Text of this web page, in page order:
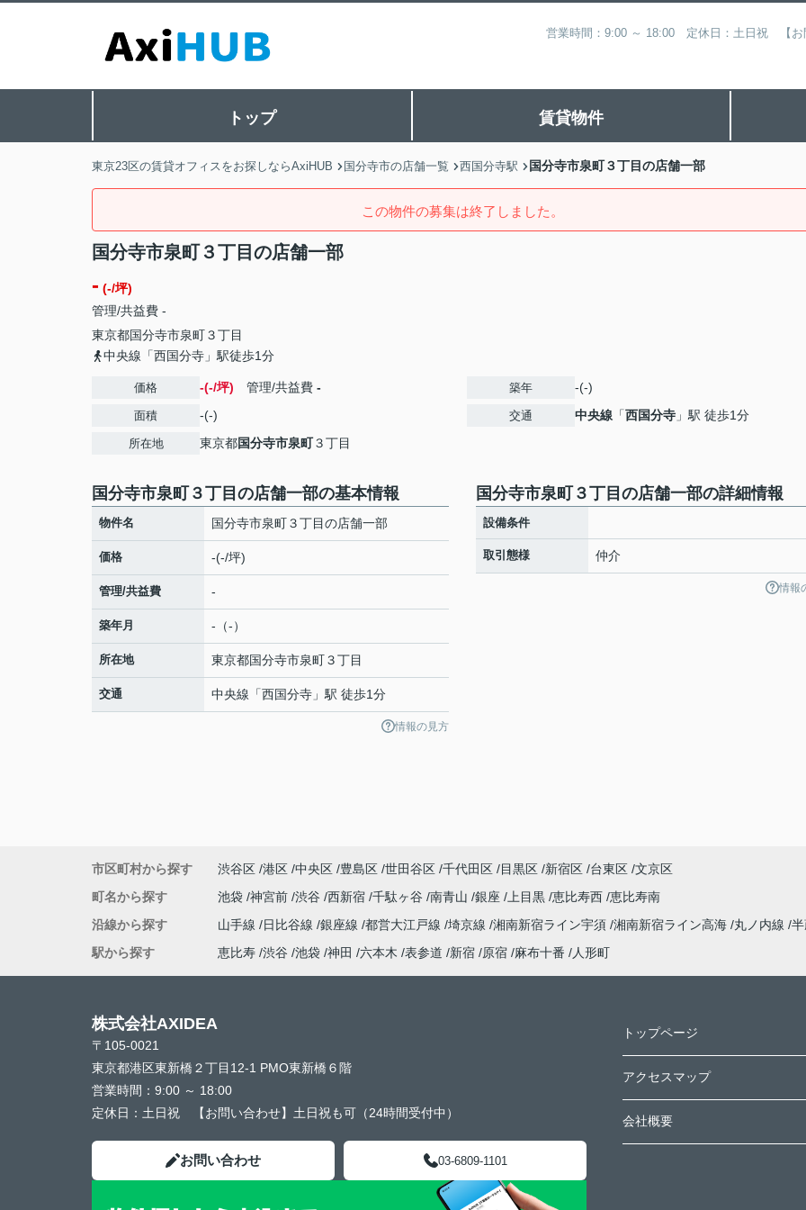
営業時間：9:00 ～ 18:00 定休日：土日祝 【お
トップ 賃貸物件
東京23区の賃貸オフィスをお探しならAxiHUB 国分寺市の店舗一覧 西国分寺駅 国分寺市泉町３丁目の店舗一部
この物件の募集は終了しました。
国分寺市泉町３丁目の店舗一部
- (-/坪)
管理/共益費 -
東京都国分寺市泉町３丁目
中央線「西国分寺」駅徒歩1分
価格 -(-/坪) 管理/共益費 -
面積 -(-)
所在地 東京都国分寺市泉町３丁目
築年 -(-)
交通 中央線 「西国分寺 」駅 徒歩1分
国分寺市泉町３丁目の店舗一部の基本情報
物件名 国分寺市泉町３丁目の店舗一部
価格 -(-/坪)
管理/共益費 -
築年月 -（-）
所在地 東京都国分寺市泉町３丁目
交通 中央線 「西国分寺 」駅 徒歩1分
情報の見方
国分寺市泉町３丁目の店舗一部の詳細情報
設備条件
取引態様 仲介
情報
市区町村から探す 渋谷区 港区 中央区 豊島区 世田谷区 千代田区 目黒区 新宿区 台東区 文京区
町名から探す
池袋 神宮前 渋谷 西新宿 千駄ヶ谷 南青山 銀座 上目黒 恵比寿西 恵比寿南
沿線から探す
山手線 日比谷線 銀座線 都営大江戸線 埼京線 湘南新宿ライン宇須 湘南新宿ライン高海 丸ノ内線
駅から探す
恵比寿 渋谷 池袋 神田 六本木 表参道 新宿 原宿 麻布十番 人形町
株式会社AXIDEA
〒105-0021
東京都港区東新橋２丁目12-1 PMO東新橋６階
営業時間： 9:00 ～ 18:00
定休日： 土日祝 【お問い合わせ】土日祝も可（24時間受付中）
お問い合わせ 03-6809-1101
トップページ
アクセスマップ
会社概要